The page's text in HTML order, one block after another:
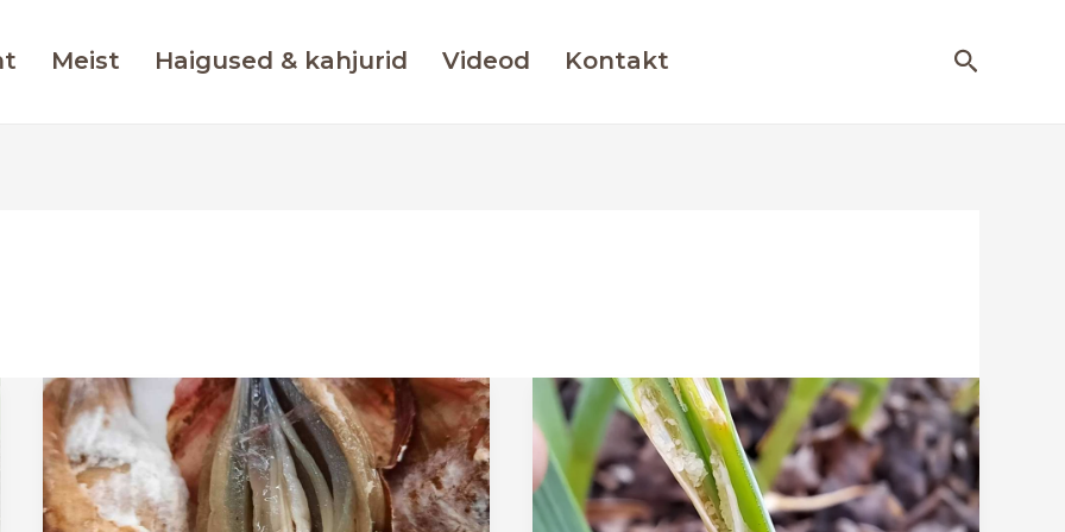
Meist Haigused & kahjurid Videod Kontakt Otsing
Sibula
valgemädanik
Sibulakoi
(Acrolepiopsis
assectella)